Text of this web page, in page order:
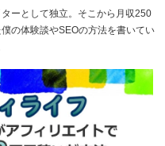
ーとして独立。そこから月収250
の体験談やSEOの方法を書いてい